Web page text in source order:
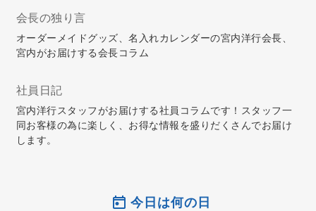
会長の独り言
オーダーメイドグッズ、名入れカレンダーの宮内洋行会長、
宮内がお届けする会長コラム
社員日記
宮内洋行スタッフがお届けする社員コラムです！スタッフ一
同お客様の為に楽しく、お得な情報を盛りだくさんでお届け
します。
今日は何の日